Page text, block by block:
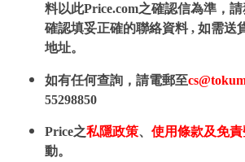
料以此Price.com之確認信為準，
確認填妥正確的聯絡資料 , 如需送
地址。
如有任何查詢，請電郵至
55298850
Price之私隱政策、 使用條款及免責
動。